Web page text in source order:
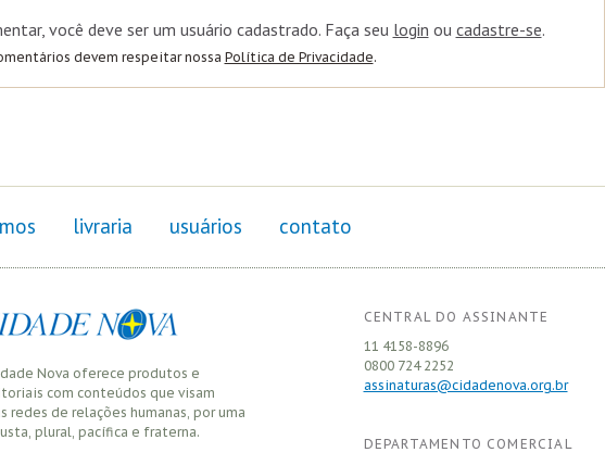
você deve ser um usuário cadastrado. Faça seu login ou cadastre-se.
devem respeitar nossa Política de Privacidade.
livraria usuários contato
Nova oferece produtos e
com conteúdos que visam
redes de relações humanas, por uma
plural, pacífica e fraterna.
CENTRAL DO ASSINANTE
11 4158-8896
0800 724 2252
assinaturas@cidadenova.org.br
DEPARTAMENTO COMERCIAL